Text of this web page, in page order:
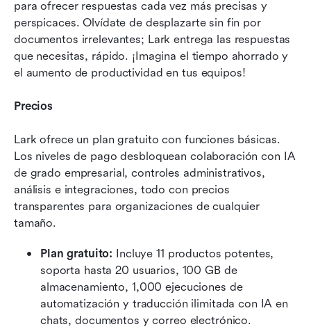
para ofrecer respuestas cada vez más precisas y
perspicaces. Olvídate de desplazarte sin fin por
documentos irrelevantes; Lark entrega las respuestas
que necesitas, rápido. ¡Imagina el tiempo ahorrado y
el aumento de productividad en tus equipos!
Precios
Lark ofrece un plan gratuito con funciones básicas.
Los niveles de pago desbloquean colaboración con IA
de grado empresarial, controles administrativos,
análisis e integraciones, todo con precios
transparentes para organizaciones de cualquier
tamaño.
Plan gratuito: Incluye 11 productos potentes,
soporta hasta 20 usuarios, 100 GB de
almacenamiento, 1,000 ejecuciones de
automatización y traducción ilimitada con IA en
chats, documentos y correo electrónico.